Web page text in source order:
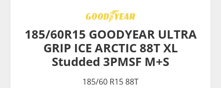
185/60R15 GOODYEAR ULTRA
GRIP ICE ARCTIC 88T XL
Studded 3PMSF M+S
185/60 R15 88T